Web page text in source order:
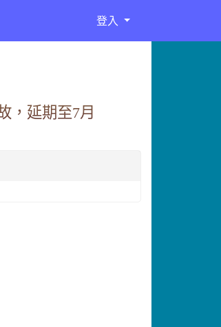
登入
，延期至7月